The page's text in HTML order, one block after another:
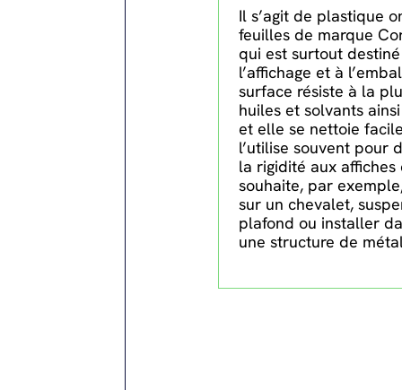
Il s’agit de plastique
feuilles de marque
qui est surtout
l’affichage et à
surface résiste à la
huiles et solvants ainsi
et elle se nettoie
l’utilise souvent pour
la rigidité aux affiches
souhaite, par
sur un chevalet,
plafond ou installer
une structure de